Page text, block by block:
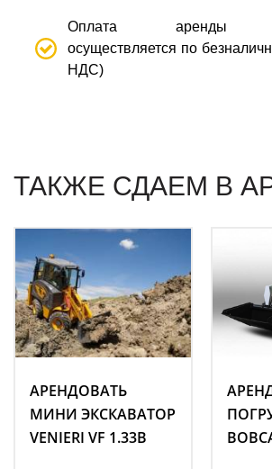
Оплата аренды
осуществляется по
НДС)
ТАКЖЕ СДАЕМ В
АРЕНДОВАТЬ
МИНИ ЭКСКАВАТОР
VENIERI VF 1.33B